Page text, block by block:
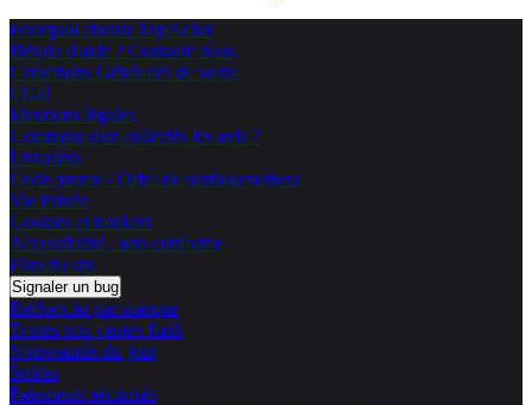
Pourquoi choisir TopAchat
Besoin d'aide ? Contacte nous
Conditions Générales de vente
CGU
Mentions légales
Comment sont collectés les avis ?
Livraison
Code promo / Offre de remboursement
Vie Privée
Cookies et trackers
Accessibilité : non conforme
Plan du site
Signaler un bug
Recherche par marque
Toutes nos ventes flash
Nouveautés du jour
Soldes
Paiements sécurisés